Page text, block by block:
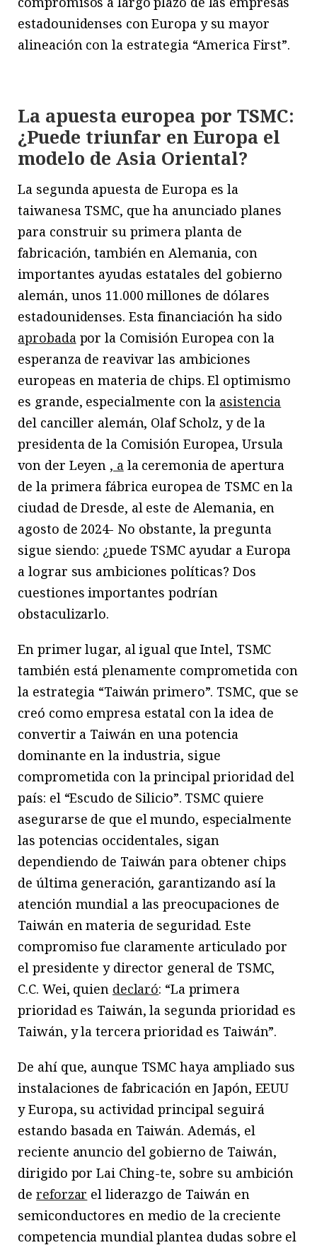
estadounidenses con Europa y su mayor
alineación con la estrategia “America First”.
La apuesta europea por TSMC:
¿Puede triunfar en Europa el
modelo de Asia Oriental?
La segunda apuesta de Europa es la
taiwanesa TSMC, que ha anunciado planes
para construir su primera planta de
fabricación, también en Alemania, con
importantes ayudas estatales del gobierno
alemán, unos 11.000 millones de dólares
estadounidenses. Esta financiación ha sido
aprobadapor la Comisión Europea con la
esperanza de reavivar las ambiciones
europeas en materia de chips. El optimismo
es grande, especialmente con la asistencia
del canciller alemán, Olaf Scholz, y de la
presidenta de la Comisión Europea, Ursula
von der Leyen , ala ceremonia de apertura
de la primera fábrica europea de TSMC en la
ciudad de Dresde, al este de Alemania, en
agosto de 2024- No obstante, la pregunta
sigue siendo: ¿puede TSMC ayudar a Europa
a lograr sus ambiciones políticas? Dos
cuestiones importantes podrían
obstaculizarlo.
En primer lugar, al igual que Intel, TSMC
también está plenamente comprometida con
la estrategia “Taiwán primero”. TSMC, que se
creó como empresa estatal con la idea de
convertir a Taiwán en una potencia
dominante en la industria, sigue
comprometida con la principal prioridad del
país: el “Escudo de Silicio”. TSMC quiere
asegurarse de que el mundo, especialmente
las potencias occidentales, sigan
dependiendo de Taiwán para obtener chips
de última generación, garantizando así la
atención mundial a las preocupaciones de
Taiwán en materia de seguridad. Este
compromiso fue claramente articulado por
el presidente y director general de TSMC,
C.C. Wei, quien declaró: “La primera
prioridad es Taiwán, la segunda prioridad es
Taiwán, y la tercera prioridad es Taiwán”.
De ahí que, aunque TSMC haya ampliado sus
instalaciones de fabricación en Japón, EEUU
y Europa, su actividad principal seguirá
estando basada en Taiwán. Además, el
reciente anuncio del gobierno de Taiwán,
dirigido por Lai Ching-te, sobre su ambición
dereforzar el liderazgo de Taiwán en
semiconductores en medio de la creciente
competencia mundial plantea dudas sobre el